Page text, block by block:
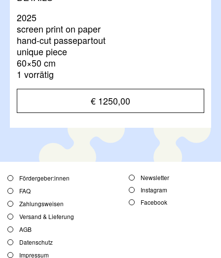
KONTAKT
2025
screen print on paper
hand-cut passepartout
unique piece
60×50 cm
1 vorrätig
€ 1250,00
Fördergeber:innen
FAQ
Zahlungsweisen
Versand & Lieferung
AGB
Datenschutz
Impressum
Newsletter
Instagram
Facebook